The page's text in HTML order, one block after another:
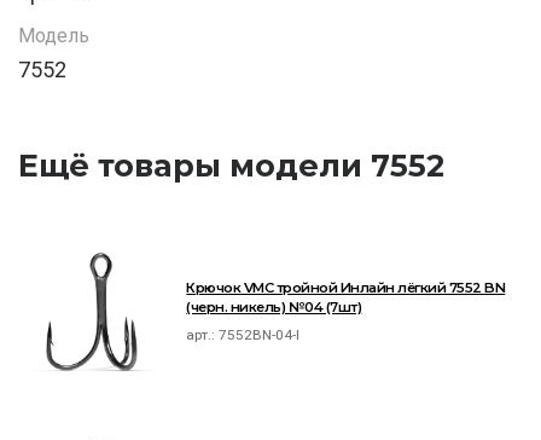
Модель
7552
Ещё товары модели 7552
Крючок VMC тройной Инлайн лёгкий 7552 BN
(черн. никель) №04 (7шт)
арт.:7552BN-04-I